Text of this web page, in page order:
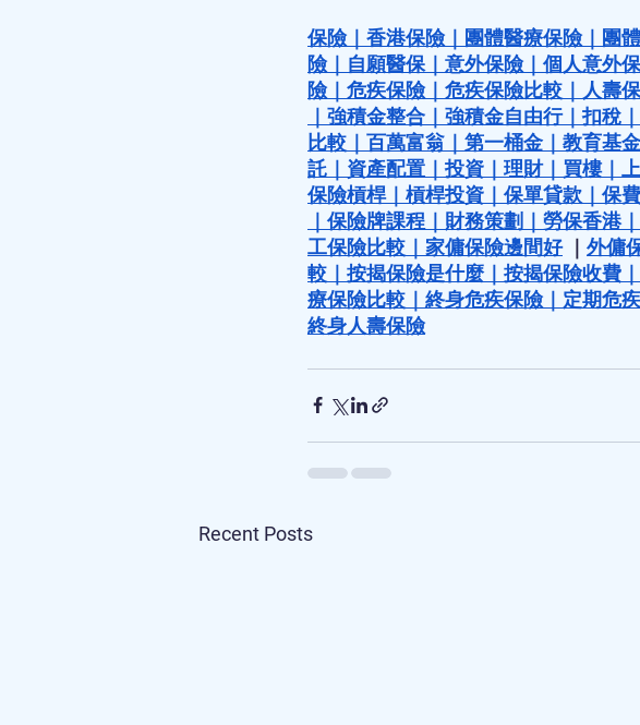
保險｜ 香港保險｜ 團體醫療保險｜ 團
險｜ 自願醫保 ｜ 意外保險｜ 個人意外
險｜ 危疾保險｜ 危疾保險比較 ｜ 人壽
｜ 強積金整合 ｜ 強積金自由行｜扣稅 ｜
比較 ｜ 百萬富翁 ｜ 第一桶金｜ 教育基金
託 ｜ 資產配置 ｜投資 ｜ 理財｜ 買樓｜
保險槓桿｜ 槓桿投資 ｜ 保單貸款 ｜ 保
｜ 保險牌課程 ｜ 財務策劃 ｜ 勞保香港｜
工保險比較 ｜ 家傭保險邊間好 ｜ 外傭
較 ｜ 按揭保險是什麼｜ 按揭保險收費 ｜
療保險比較 ｜ 終身危疾保險｜ 定期危
終身人壽保險
Recent Posts